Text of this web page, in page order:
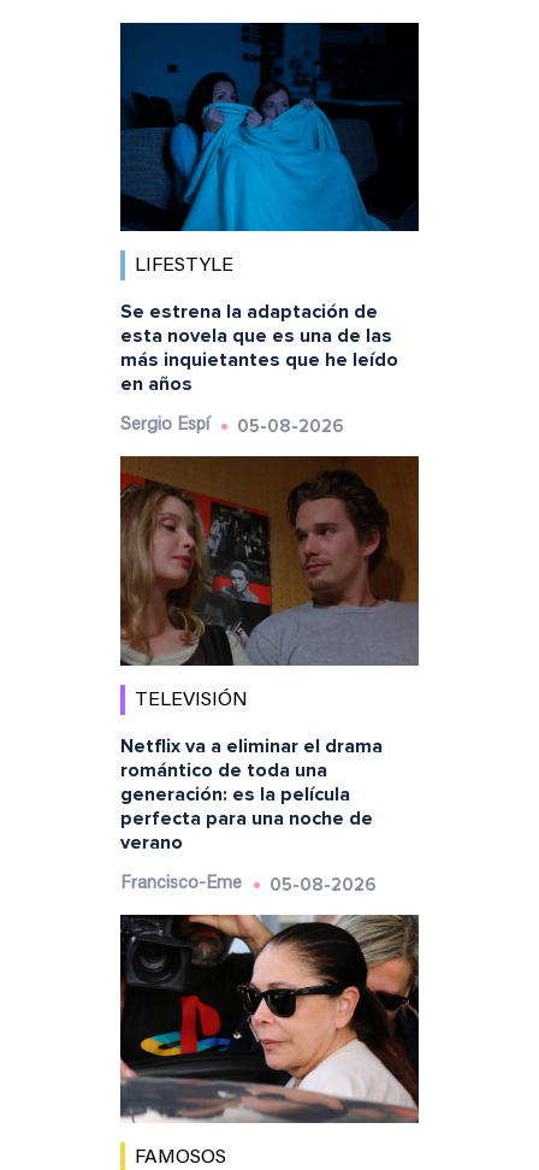
LIFESTYLE
Se estrena la adaptación de
esta novela que es una de las
más inquietantes que he leído
en años
Sergio Espí 05-08-2026
TELEVISIÓN
Netflix va a eliminar el drama
romántico de toda una
generación: es la película
perfecta para una noche de
verano
Francisco-Eme 05-08-2026
FAMOSOS